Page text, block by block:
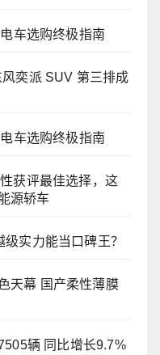
车选购终极指南
奕派 SUV 第三排成
车选购终极指南
获评最佳选择，这
源轿车
实力能当口碑王？
天幕 国产柔性薄膜
辆 同比增长9.7%